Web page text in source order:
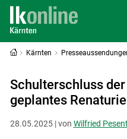
Kärnten
Schulterschluss
geplantes
28.05.2025 | von Wilfried